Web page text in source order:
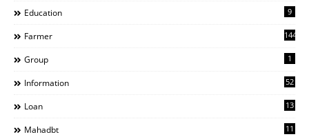
Education 9
Farmer 144
Group 1
Information 52
Loan 13
Mahadbt 11